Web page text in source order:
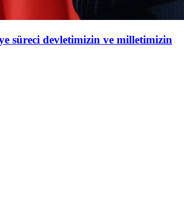
süreci devletimizin ve milletimizin